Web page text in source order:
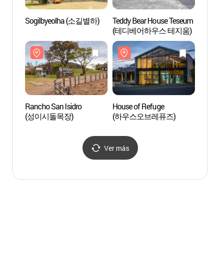
Sogilbyeolha (소길별하)
Teddy Bear House Teseum
(테디베어하우스 테지움)
Rancho San Isidro
(성이시돌목장)
House of Refuge
(하우스오브레퓨즈)
Ver más